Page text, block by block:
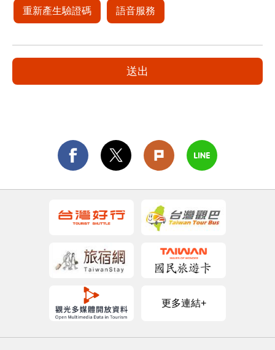
重新產生驗證碼 語音服務
更多連結+